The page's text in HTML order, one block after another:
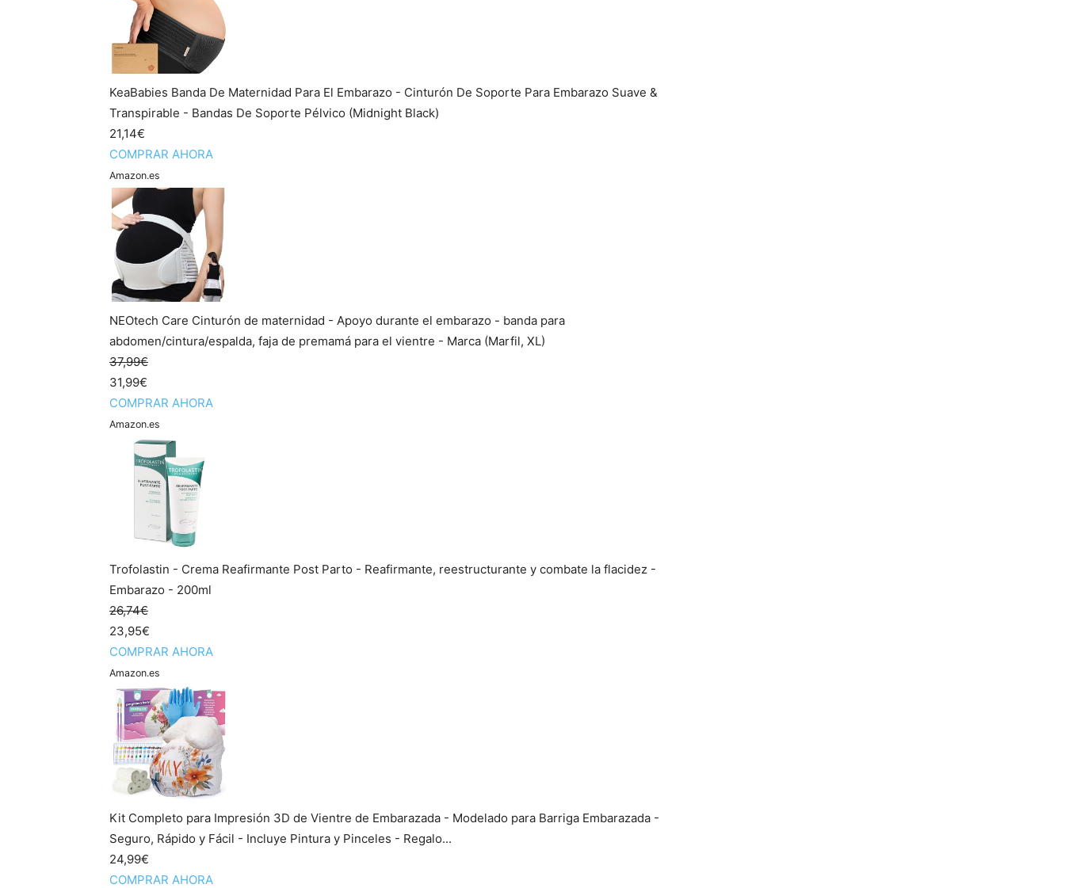
KeaBabies Banda De Maternidad Para El Embarazo - Cinturón De Soporte Para Embarazo Suave &
Transpirable - Bandas De Soporte Pélvico (Midnight Black)
21,14€
COMPRAR AHORA
Amazon.es
NEOtech Care Cinturón de maternidad - Apoyo durante el embarazo - banda para
abdomen/cintura/espalda, faja de premamá para el vientre - Marca (Marfil, XL)
37,99€
31,99€
COMPRAR AHORA
Amazon.es
Trofolastin - Crema Reafirmante Post Parto - Reafirmante, reestructurante y combate la flacidez -
Embarazo - 200ml
26,74€
23,95€
COMPRAR AHORA
Amazon.es
Kit Completo para Impresión 3D de Vientre de Embarazada - Modelado para Barriga Embarazada -
Seguro, Rápido y Fácil - Incluye Pintura y Pinceles - Regalo...
24,99€
COMPRAR AHORA